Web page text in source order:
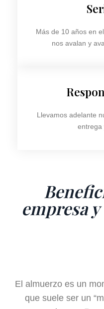
Más de 10 años en
nos avalan y
Llevamos adelante
entrega
empresa
El almuerzo es un
que suele ser un